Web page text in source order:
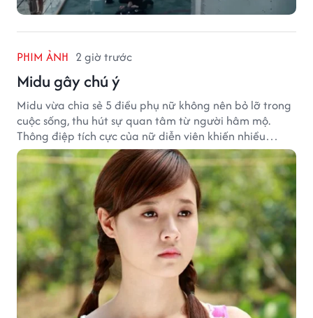
PHIM ẢNH 2 giờ trước
Midu gây chú ý
Midu vừa chia sẻ 5 điều phụ nữ không nên bỏ lỡ trong
cuộc sống, thu hút sự quan tâm từ người hâm mộ.
Thông điệp tích cực của nữ diễn viên khiến nhiều
người đồng cảm khi nhìn lại hành trình sự nghiệp và
hạnh phúc hiện tại của cô.